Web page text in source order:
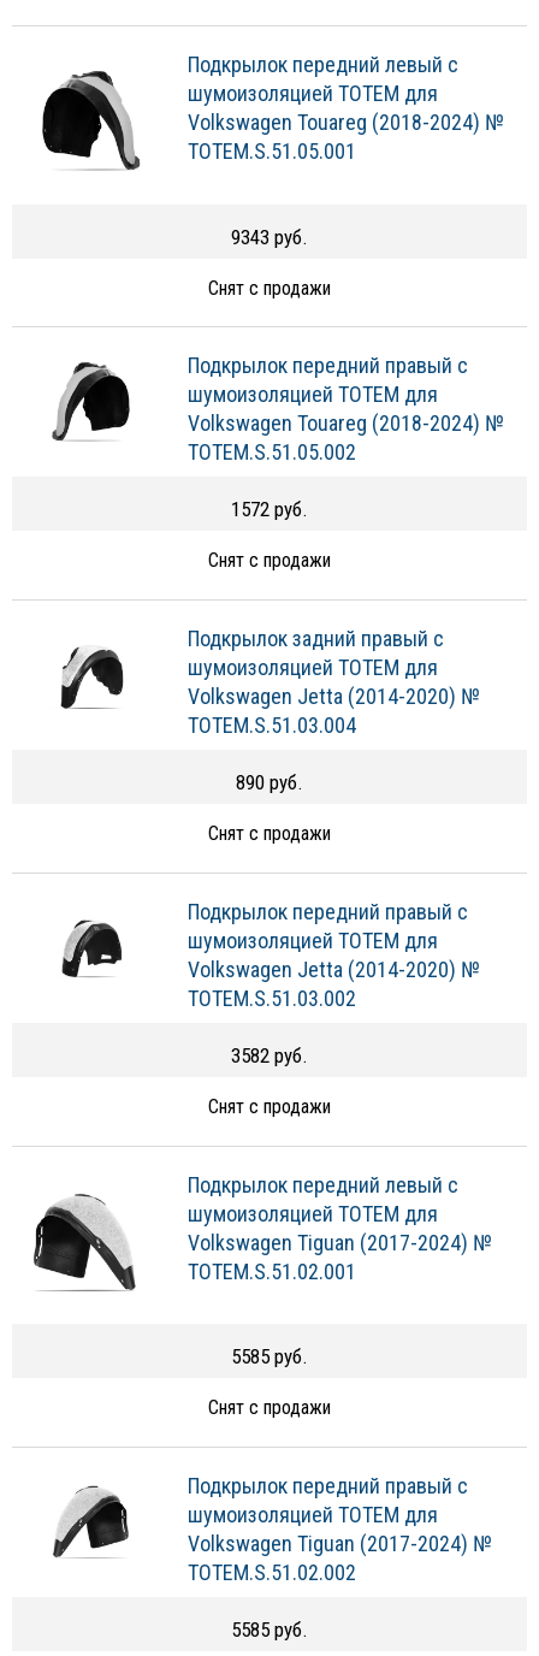
Подкрылок передний левый с
шумоизоляцией TOTEM для
Volkswagen Touareg (2018-2024) №
TOTEM.S.51.05.001
9343 руб.
Снят с продажи
Подкрылок передний правый с
шумоизоляцией TOTEM для
Volkswagen Touareg (2018-2024) №
TOTEM.S.51.05.002
1572 руб.
Снят с продажи
Подкрылок задний правый с
шумоизоляцией TOTEM для
Volkswagen Jetta (2014-2020) №
TOTEM.S.51.03.004
890 руб.
Снят с продажи
Подкрылок передний правый с
шумоизоляцией TOTEM для
Volkswagen Jetta (2014-2020) №
TOTEM.S.51.03.002
3582 руб.
Снят с продажи
Подкрылок передний левый с
шумоизоляцией TOTEM для
Volkswagen Tiguan (2017-2024) №
TOTEM.S.51.02.001
5585 руб.
Снят с продажи
Подкрылок передний правый с
шумоизоляцией TOTEM для
Volkswagen Tiguan (2017-2024) №
TOTEM.S.51.02.002
5585 руб.